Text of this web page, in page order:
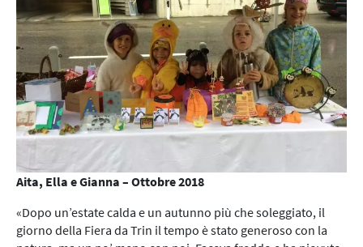
Aita, Ella e Gianna – Ottobre 2018
«Dopo un’estate calda e un autunno più che soleggiato, il
giorno della Fiera da Trin il tempo è stato generoso con la